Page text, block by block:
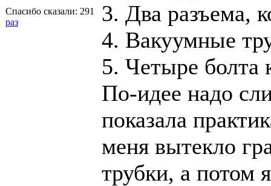
Спасибо сказали: 291
раз
3. Два разъема,
4. Вакуумные
5. Четыре болта
По-идее надо
показала
меня вытекло
трубки, а потом